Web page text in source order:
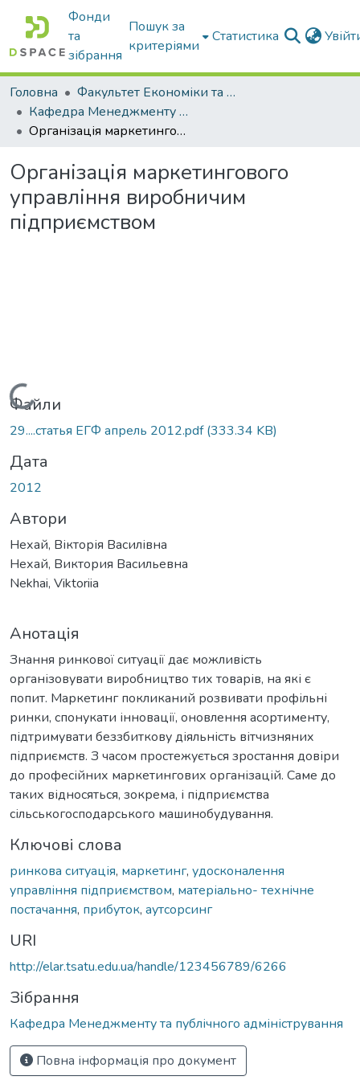
Фонди
та
зібрання
Пошук за
критеріями
Статистика
Головна
Факультет Економіки та бізнесу
Кафедра Менеджменту та публічного адміністрування
Організація маркетингового управління виробничим підприємством
Організація маркетингового
управління виробничим
підприємством
Вантажиться...
Файли
29....статья ЕГФ апрель 2012.pdf(333.34 KB)
Дата
2012
Автори
Нехай, Вікторія Василівна
Нехай, Виктория Васильевна
Nekhai, Viktoriia
Анотація
Знання ринкової ситуації дає можливість
організовувати виробництво тих товарів, на які є
попит. Маркетинг покликаний розвивати профільні
ринки, спонукати інновації, оновлення асортименту,
підтримувати беззбиткову діяльність вітчизняних
підприємств. З часом простежується зростання довіри
до професійних маркетингових організацій. Саме до
таких відносяться, зокрема, і підприємства
сільськогосподарського машинобудування.
Ключові слова
ринкова ситуація, маркетинг, удосконалення
управління підприємством, матеріально- технічне
постачання, прибуток, аутсорсинг
URI
http://elar.tsatu.edu.ua/handle/123456789/6266
Зібрання
Кафедра Менеджменту та публічного адміністрування
Повна інформація про документ